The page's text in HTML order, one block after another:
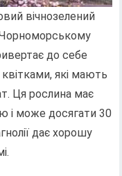
вічнозелений
Чорноморському
до себе
які мають
Ця рослина має
і може досягати 30
дає хорошу